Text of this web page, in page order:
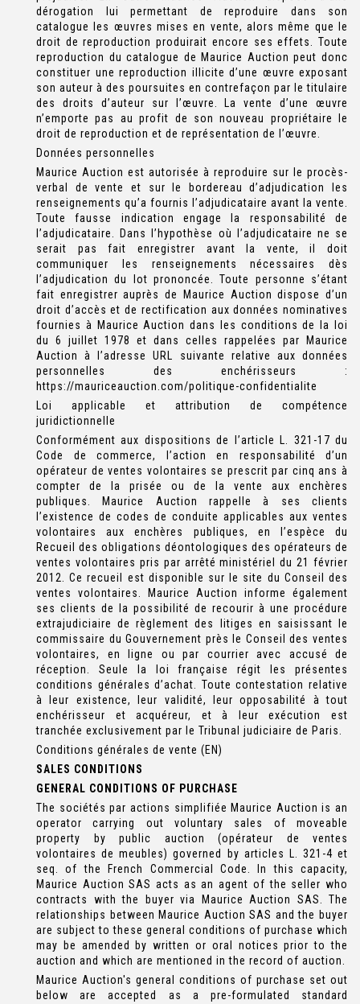
dérogation lui permettant de reproduire dans son
catalogue les œuvres mises en vente, alors même que le
droit de reproduction produirait encore ses effets. Toute
reproduction du catalogue de Maurice Auction peut donc
constituer une reproduction illicite d’une œuvre exposant
son auteur à des poursuites en contrefaçon par le titulaire
des droits d’auteur sur l’œuvre. La vente d’une œuvre
n’emporte pas au profit de son nouveau propriétaire le
droit de reproduction et de représentation de l’œuvre.
Données personnelles
Maurice Auction est autorisée à reproduire sur le procès-
verbal de vente et sur le bordereau d’adjudication les
renseignements qu’a fournis l’adjudicataire avant la vente.
Toute fausse indication engage la responsabilité de
l’adjudicataire. Dans l’hypothèse où l’adjudicataire ne se
serait pas fait enregistrer avant la vente, il doit
communiquer les renseignements nécessaires dès
l’adjudication du lot prononcée. Toute personne s’étant
fait enregistrer auprès de Maurice Auction dispose d’un
droit d’accès et de rectification aux données nominatives
fournies à Maurice Auction dans les conditions de la loi
du 6 juillet 1978 et dans celles rappelées par Maurice
Auction à l’adresse URL suivante relative aux données
personnelles des enchérisseurs :
https://mauriceauction.com/politique-confidentialite
Loi applicable et attribution de compétence
juridictionnelle
Conformément aux dispositions de l’article L. 321-17 du
Code de commerce, l’action en responsabilité d’un
opérateur de ventes volontaires se prescrit par cinq ans à
compter de la prisée ou de la vente aux enchères
publiques. Maurice Auction rappelle à ses clients
l’existence de codes de conduite applicables aux ventes
volontaires aux enchères publiques, en l’espèce du
Recueil des obligations déontologiques des opérateurs de
ventes volontaires pris par arrêté ministériel du 21 février
2012. Ce recueil est disponible sur le site du Conseil des
ventes volontaires. Maurice Auction informe également
ses clients de la possibilité de recourir à une procédure
extrajudiciaire de règlement des litiges en saisissant le
commissaire du Gouvernement près le Conseil des ventes
volontaires, en ligne ou par courrier avec accusé de
réception. Seule la loi française régit les présentes
conditions générales d’achat. Toute contestation relative
à leur existence, leur validité, leur opposabilité à tout
enchérisseur et acquéreur, et à leur exécution est
tranchée exclusivement par le Tribunal judiciaire de Paris.
Conditions générales de vente (EN)
SALES CONDITIONS
GENERAL CONDITIONS OF PURCHASE
The sociétés par actions simplifiée Maurice Auction is an
operator carrying out voluntary sales of moveable
property by public auction (opérateur de ventes
volontaires de meubles) governed by articles L. 321-4 et
seq. of the French Commercial Code. In this capacity,
Maurice Auction SAS acts as an agent of the seller who
contracts with the buyer via Maurice Auction SAS. The
relationships between Maurice Auction SAS and the buyer
are subject to these general conditions of purchase which
may be amended by written or oral notices prior to the
auction and which are mentioned in the record of auction.
Maurice Auction's general conditions of purchase set out
below are accepted as a pre-formulated standard